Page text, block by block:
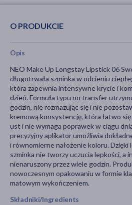
O PRODUKCIE
Opis
NEO Make Up Longstay Lipstick 06
długotrwała szminka w odcieniu
która zapewnia intensywne krycie i
dzień. Formuła typu no transfer
godzin, nie rozmazując się i nie
kremową konsystencję, która łatwo
ust i nie wymaga poprawek w ciągu
precyzyjny aplikator umożliwia
i równomierne nałożenie koloru.
szminka nie tworzy uczucia lepkości, a
nienaruszony przez wiele godzin.
nowoczesnym opakowaniu w formie
matowym wykończeniem.
Składniki/Ingredients